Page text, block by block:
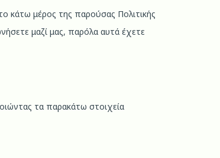
κάτω μέρος της παρούσας Πολιτικής
μαζί μας, παρόλα αυτά έχετε
τα παρακάτω στοιχεία